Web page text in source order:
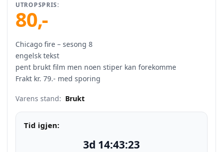
UTROPSPRIS:
80,-
Chicago fire – sesong 8
engelsk tekst
pent brukt film men noen stiper kan forekomme
Frakt kr. 79.- med sporing
Varens stand: Brukt
Tid igjen:
3d 14:43:22